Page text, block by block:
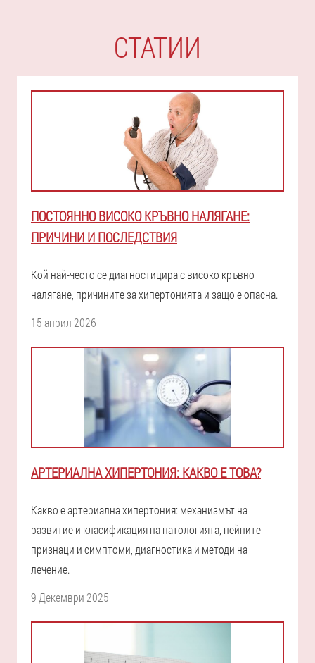
СТАТИИ
ПОСТОЯННО ВИСОКО КРЪВНО НАЛЯГАНЕ:
ПРИЧИНИ И ПОСЛЕДСТВИЯ
Кой най-често се диагностицира с високо кръвно
налягане, причините за хипертонията и защо е опасна.
15 април 2026
АРТЕРИАЛНА ХИПЕРТОНИЯ: КАКВО Е ТОВА?
Какво е артериална хипертония: механизмът на
развитие и класификация на патологията, нейните
признаци и симптоми, диагностика и методи на
лечение.
9 Декември 2025